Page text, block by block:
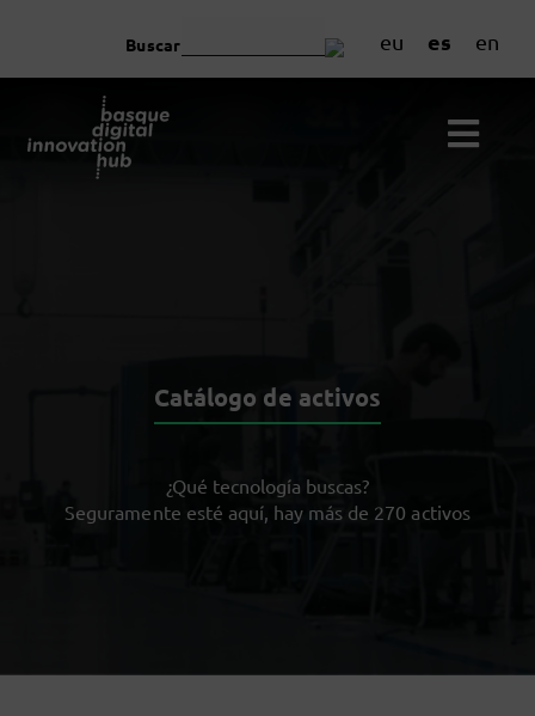
eu es en
Buscar
Catálogo de activos
¿Qué tecnología buscas?
Seguramente esté aquí, hay más de 270 activos